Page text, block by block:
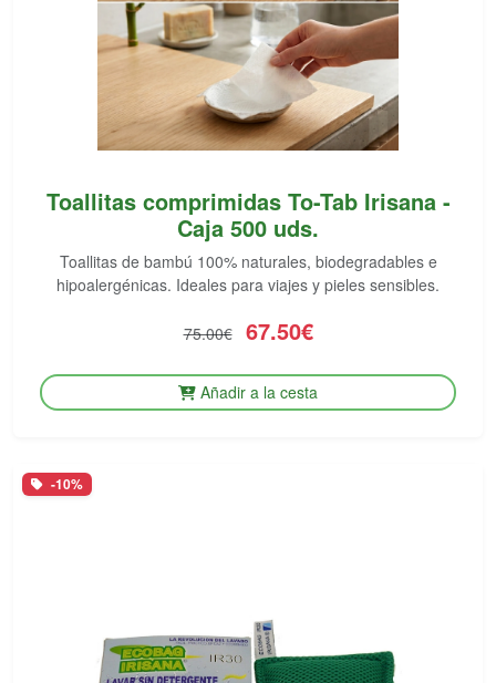
Toallitas comprimidas To-Tab Irisana -
Caja 500 uds.
Toallitas de bambú 100% naturales, biodegradables e
hipoalergénicas. Ideales para viajes y pieles sensibles.
75.00€ 67.50€
Añadir a la cesta
-10%